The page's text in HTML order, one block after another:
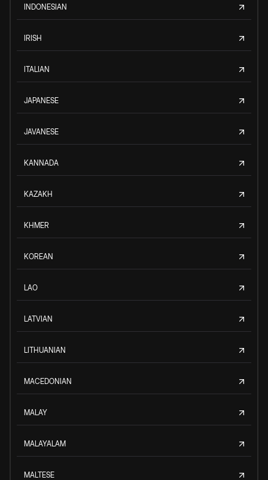
INDONESIAN
IRISH
ITALIAN
JAPANESE
JAVANESE
KANNADA
KAZAKH
KHMER
KOREAN
LAO
LATVIAN
LITHUANIAN
MACEDONIAN
MALAY
MALAYALAM
MALTESE